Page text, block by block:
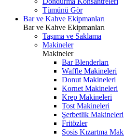
Tümünü Gör
Bar ve Kahve Ekipmanları
Bar ve Kahve Ekipmanları
Taşıma ve Saklama
Makineler
Makineler
Bar Blenderları
Waffle Makineleri
Donut Makineleri
Kornet Makineleri
Krep Makineleri
Tost Makineleri
Şerbetlik Makineleri
Fritözler
Sosis Kızartma